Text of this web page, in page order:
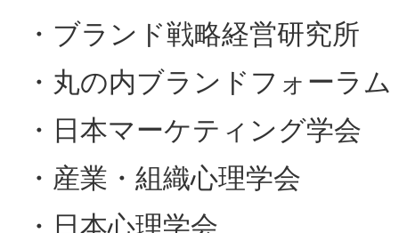
箋 (近代文藝社新書) 近代文藝社 2015年
・人材育成の教科書---いま注目の教育メ
ッド18例 ダイヤモンド社 2015年 pp.45-
・座右の銘が自己肯定感に与える影響 放送
●講演概要
ブランドに関する議論はどうしても抽象度